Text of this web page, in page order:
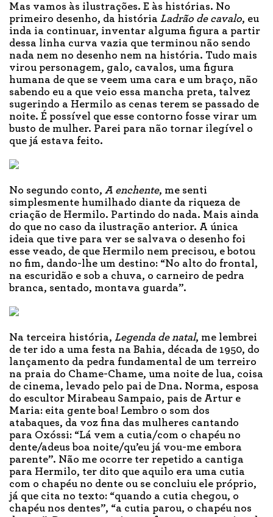
Mas vamos às ilustrações. E às histórias. No
primeiro desenho, da história Ladrão de cavalo, eu
inda ia continuar, inventar alguma figura a partir
dessa linha curva vazia que terminou não sendo
nada nem no desenho nem na história. Tudo mais
virou personagem, galo, cavalos, uma figura
humana de que se veem uma cara e um braço, não
sabendo eu a que veio essa mancha preta, talvez
sugerindo a Hermilo as cenas terem se passado de
noite. É possível que esse contorno fosse virar um
busto de mulher. Parei para não tornar ilegível o
que já estava feito.
No segundo conto, A enchente, me senti
simplesmente humilhado diante da riqueza de
criação de Hermilo. Partindo do nada. Mais ainda
do que no caso da ilustração anterior. A única
ideia que tive para ver se salvava o desenho foi
esse veado, de que Hermilo nem precisou, e botou
no fim, dando-lhe um destino: “No alto do frontal,
na escuridão e sob a chuva, o carneiro de pedra
branca, sentado, montava guarda”.
Na terceira história, Legenda de natal, me lembrei
de ter ido a uma festa na Bahia, década de 1950, do
lançamento da pedra fundamental de um terreiro
na praia do Chame-Chame, uma noite de lua, coisa
de cinema, levado pelo pai de Dna. Norma, esposa
do escultor Mirabeau Sampaio, pais de Artur e
Maria: eita gente boa! Lembro o som dos
atabaques, da voz fina das mulheres cantando
para Oxóssi: “Lá vem a cutia/com o chapéu no
dente/adeus boa noite/qu’eu já vou-me embora
parente”. Não me ocorre ter repetido a cantiga
para Hermilo, ter dito que aquilo era uma cutia
com o chapéu no dente ou se concluiu ele próprio,
já que cita no texto: “quando a cutia chegou, o
chapéu nos dentes”, “a cutia parou, o chapéu nos